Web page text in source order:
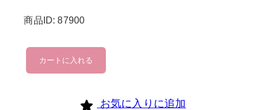
商品ID: 87900
moonstar
個
カートに入れる
お気に入りに追加